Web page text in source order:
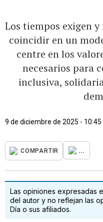
Los tiempos exigen
coincidir en un
centre en los
necesarios para
inclusiva,
9 de diciembre de 2025 - 10:45
COMPARTIR ...
Las opiniones expresadas
del autor y no reflejan las
Día o sus afiliados.